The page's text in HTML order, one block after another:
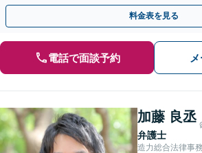
代に即した対応ができます【個人事業主様も相
料金表を見る
電話で面談予約
加藤 良丞
弁護士
造力総合法律事